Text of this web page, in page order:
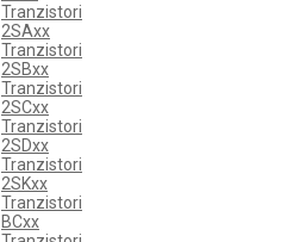
Tranzistori
2SAxx
Tranzistori
2SBxx
Tranzistori
2SCxx
Tranzistori
2SDxx
Tranzistori
2SKxx
Tranzistori
BCxx